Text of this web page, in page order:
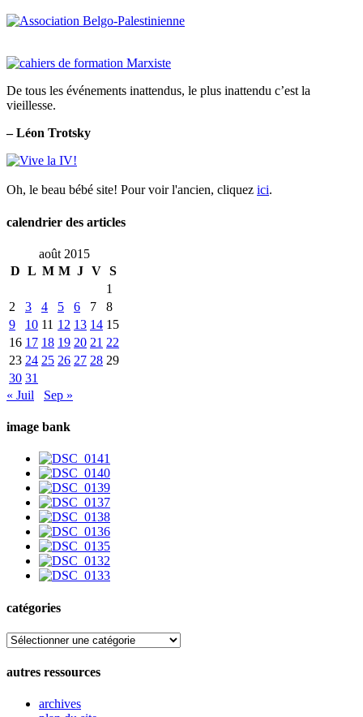
De tous les événements inattendus, le plus inattendu c’est la
vieillesse.
– Léon Trotsky
Oh, le beau bébé site! Pour voir l'ancien, cliquez ici.
calendrier des articles
août 2015
D L M M J V S
1
2
3 4 5 6 7
8
9
10 11 12 13 14 15
16 17 18 19 20 21 22
23 24 25 26 27 28 29
30 31
« Juil
Sep »
image bank
catégories
catégories
autres ressources
archives